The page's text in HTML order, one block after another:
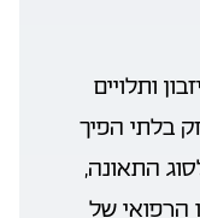
ותלויים
בלתי הפיך
התאונה,
הרפואי של